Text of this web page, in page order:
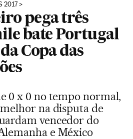
2017
pega três
bate Portugal
Copa das
0 x 0 no tempo normal,
na disputa de
vencedor do
e México